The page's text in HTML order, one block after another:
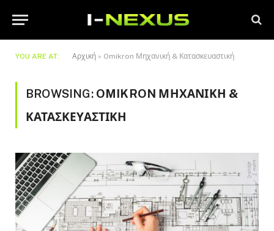
YOU ARE AT: Αρχική » Omikron Μηχανική & Κατασκευαστική
BROWSING: OMIKRON ΜΗΧΑΝΙΚΉ &
ΚΑΤΑΣΚΕΥΑΣΤΙΚΉ